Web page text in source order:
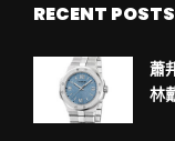
RECENT POSTS
蕭
林